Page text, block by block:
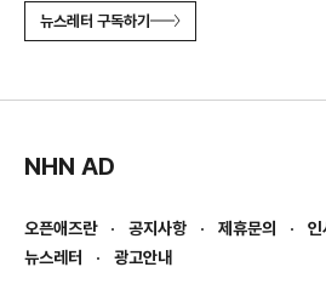
뉴스레터 구독하기
NHN AD
오픈애즈란 공지사항 제휴문의
인
뉴스레터
광고안내